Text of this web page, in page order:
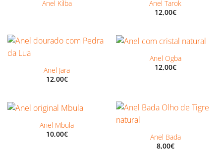
Anel Kilba
Anel Tarok
12,00€
Anel Jara
12,00€
Anel Ogba
12,00€
Anel Mbula
10,00€
Anel Bada
8,00€